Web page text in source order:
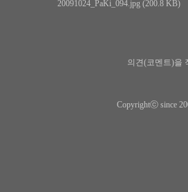
20091024_PaKi_094.jpg (200.8 KB)
의견(코멘트)을
Copyrightⓒ since